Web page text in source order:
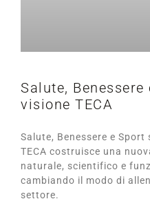
Salute,
visione TECA
Salute, Benessere e
TECA costruisce una
naturale, scientifico e
cambiando il modo di
settore.